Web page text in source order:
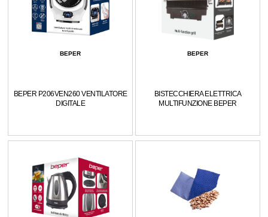
BEPER
BEPER P206VEN260 VENTILATORE
DIGITALE
BEPER
BISTECCHIERA ELETTRICA
MULTIFUNZIONE BEPER